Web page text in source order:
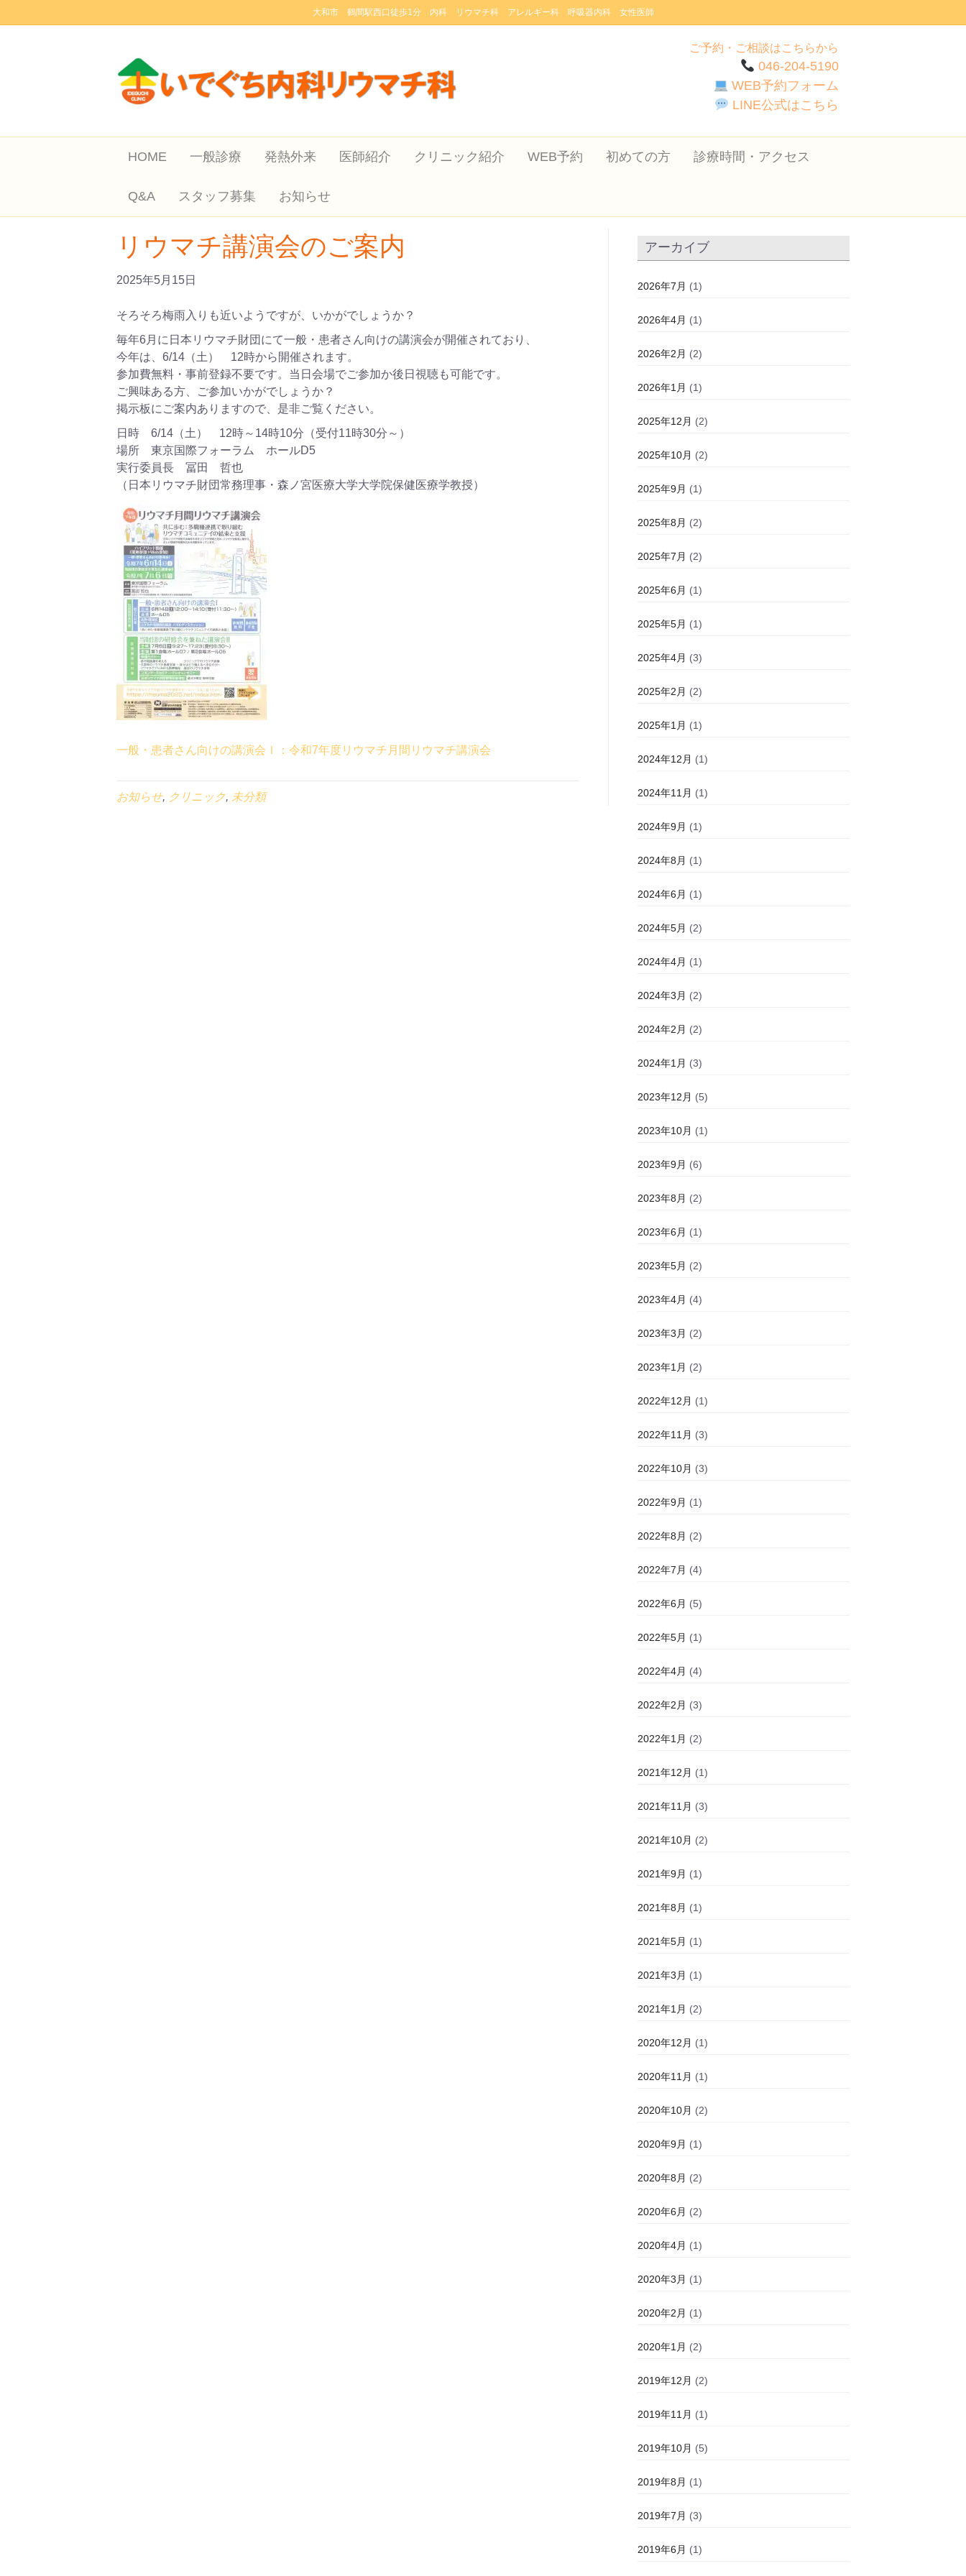
大和市 鶴間駅西口徒歩1分 内科 リウマチ科 アレルギー科 呼吸器内科 女性医師
ご予約・ご相談はこちらから
046-204-5190
WEB予約フォーム
LINE公式はこちら
HOME 一般診療 発熱外来 医師紹介 クリニック紹介 WEB予約 初めての方 診療時間・アクセス
Q&A スタッフ募集 お知らせ
リウマチ講演会のご案内
2025年5月15日
そろそろ梅雨入りも近いようですが、いかがでしょうか？
毎年6月に日本リウマチ財団にて一般・患者さん向けの講演会が開催されており、
今年は、6/14（土） 12時から開催されます。
参加費無料・事前登録不要です。当日会場でご参加か後日視聴も可能です。
ご興味ある方、ご参加いかがでしょうか？
掲示板にご案内ありますので、是非ご覧ください。
日時 6/14（土） 12時～14時10分（受付11時30分～）
場所 東京国際フォーラム ホールD5
実行委員長 冨田 哲也
（日本リウマチ財団常務理事・森ノ宮医療大学大学院保健医療学教授）
一般・患者さん向けの講演会Ⅰ：令和7年度リウマチ月間リウマチ講演会
お知らせ, クリニック, 未分類
アーカイブ
2026年7月 (1)
2026年4月 (1)
2026年2月 (2)
2026年1月 (1)
2025年12月 (2)
2025年10月 (2)
2025年9月 (1)
2025年8月 (2)
2025年7月 (2)
2025年6月 (1)
2025年5月 (1)
2025年4月 (3)
2025年2月 (2)
2025年1月 (1)
2024年12月 (1)
2024年11月 (1)
2024年9月 (1)
2024年8月 (1)
2024年6月 (1)
2024年5月 (2)
2024年4月 (1)
2024年3月 (2)
2024年2月 (2)
2024年1月 (3)
2023年12月 (5)
2023年10月 (1)
2023年9月 (6)
2023年8月 (2)
2023年6月 (1)
2023年5月 (2)
2023年4月 (4)
2023年3月 (2)
2023年1月 (2)
2022年12月 (1)
2022年11月 (3)
2022年10月 (3)
2022年9月 (1)
2022年8月 (2)
2022年7月 (4)
2022年6月 (5)
2022年5月 (1)
2022年4月 (4)
2022年2月 (3)
2022年1月 (2)
2021年12月 (1)
2021年11月 (3)
2021年10月 (2)
2021年9月 (1)
2021年8月 (1)
2021年5月 (1)
2021年3月 (1)
2021年1月 (2)
2020年12月 (1)
2020年11月 (1)
2020年10月 (2)
2020年9月 (1)
2020年8月 (2)
2020年6月 (2)
2020年4月 (1)
2020年3月 (1)
2020年2月 (1)
2020年1月 (2)
2019年12月 (2)
2019年11月 (1)
2019年10月 (5)
2019年8月 (1)
2019年7月 (3)
2019年6月 (1)